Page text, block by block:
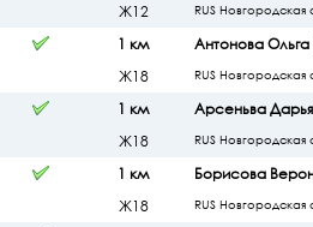
Ж12
RUS Новгородская
1 км
Ж18
Антонова Ольга
RUS
1 км
Ж18
Арсеньва Дарья
RUS
1 км
Ж18
Борисова
RUS